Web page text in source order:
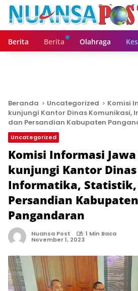
Berita Berita Olahraga
Beranda Uncategorized
Komisi
kunjungi Kantor Dinas Komunikasi,
dan Persandian Kabupaten
Uncategorized
Komisi Informasi
kunjungi Kantor
Informatika, Statistik,
Persandian Kabupaten
Pangandaran
Nuansa Post 1 Min Baca
November 1, 2023